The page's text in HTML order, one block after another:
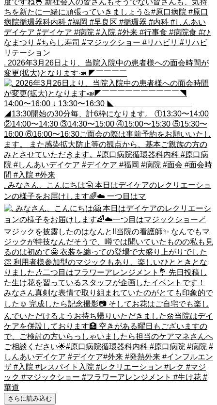
. 2026年3月26日より、当院入院中の患者様への面会時間が
変更(拡大)となります📣 ◤￣￣￣￣
. みなさん、こんにちは🤗 本日はデイケアのレクリエーショ
ンの様子をお届けします🌈☁️ 一つ目はマ
さらに読み込む